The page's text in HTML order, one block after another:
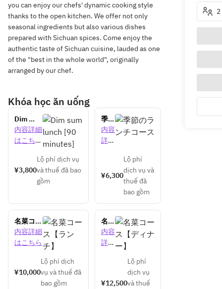
you can enjoy our chefs' dynamic cooking style
thanks to the open kitchen. We offer not only
seasonal ingredients but also various dishes
prepared with Sichuan spices. Come enjoy the
authentic taste of Sichuan cuisine, lauded as one
of the "best in the whole world", originally
arranged by our chef.
Khóa học ăn uống
Dim
sum
lunch
minutes]
内容詳細
はこちら
¥3,800
Lộ phí dịch vụ
và thuế đã bao
gồm
季節
のラ
ンチ
内容
詳細
¥6,300
Lộ phí
dịch vụ và
thuế đã
bao gồm
名菜コー
ス【ラン
チ】
内容詳細
はこちら
¥10,000
Lộ phí dịch
vụ và thuế đã
bao gồm
名菜
コー
ス
内容
詳細
¥12,500
Lộ phí
dịch vụ
và thuế